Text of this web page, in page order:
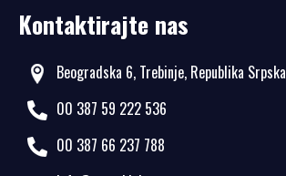
Kontaktirajte nas
Beogradska 6, Trebinje, Republika Srpska
00 387 59 222 536
00 387 66 237 788